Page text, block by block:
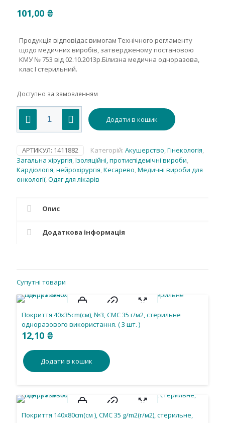
101,00 ₴
Продукція відповідає вимогам Технічного регламенту
щодо медичних виробів, затвердженому постановою
КМУ № 753 від 02.10.2013р.Білизна медична одноразова,
клас І стерильний.
Доступно за замовленням
Халат
хірургічний
(захисний)
на
зав'язках,
стерильний
кількість
Додати в кошик
АРТИКУЛ: 1411882 Категорій: Акушерство,Гінекологія,
Загальна хірургія,Ізоляційні, протиєпідемічні вироби,
Кардіологія, нейрохірургія,Кесарево,Медичні вироби для
онкології,Одяг для лікарів
Опис
Додаткова інформація
Супутні товари
Покриття 40х35cm(см), №3, СМС 35 г/м2, стерильне
одноразового використання. ( 3 шт. )
12,10 ₴
Додати в кошик
Покриття 140х80cm(см ), СМС 35 g/m2(г/м2), стерильне,